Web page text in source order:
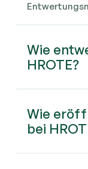
Wie
HROTE?
Wie
bei